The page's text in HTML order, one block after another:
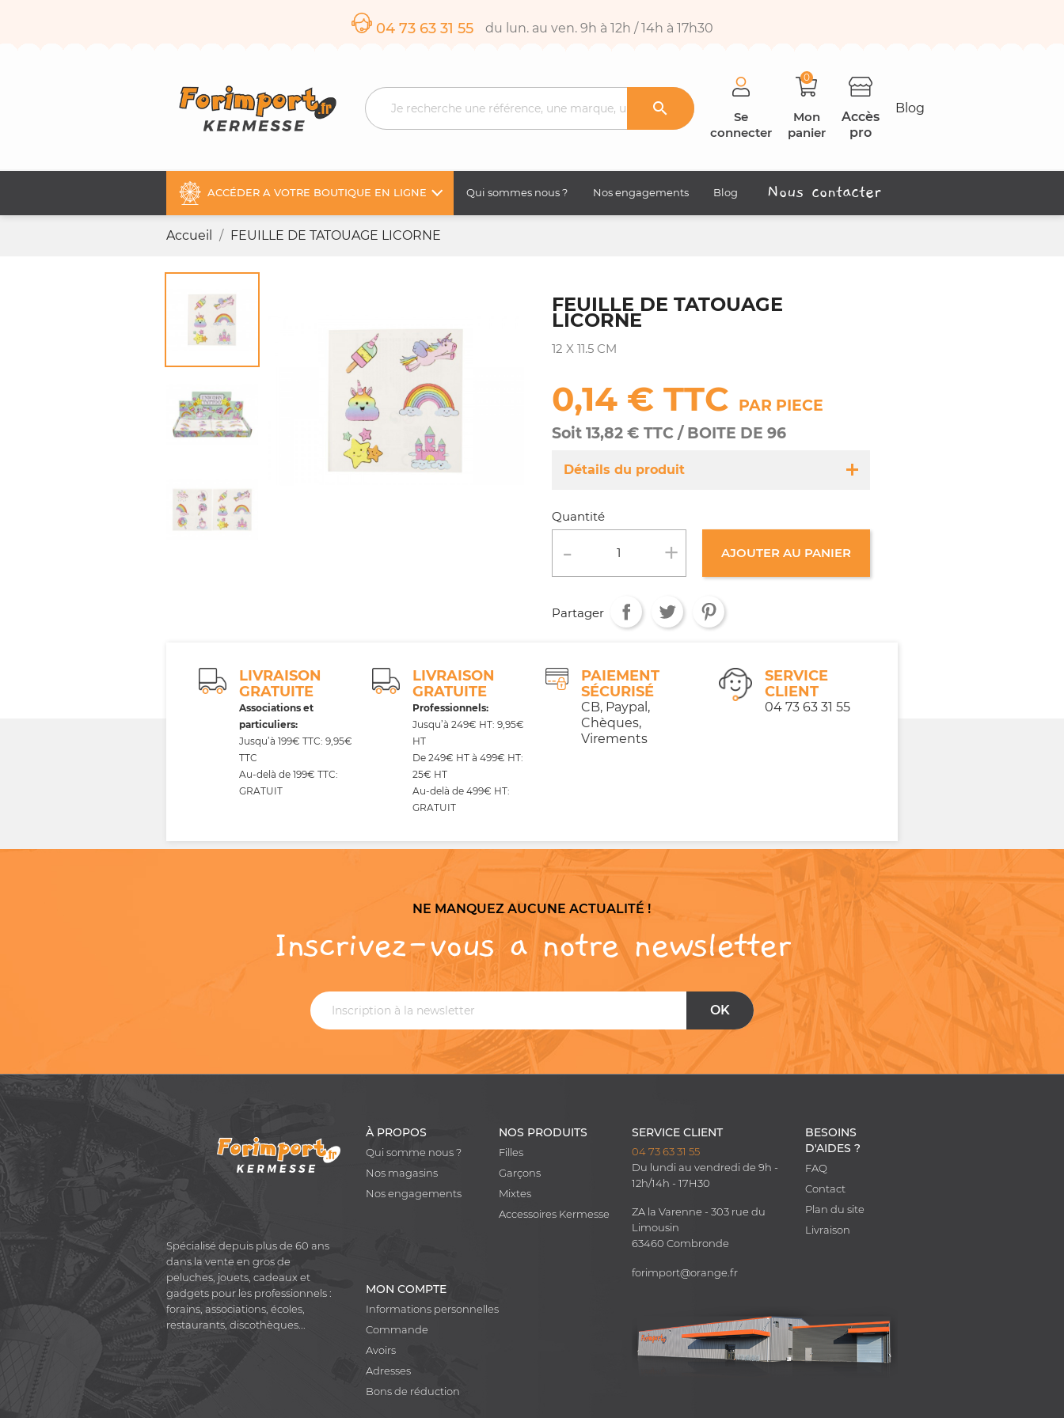
04 73 63 31 55 du lun. au ven. 9h à 12h / 14h à 17h30

Se
connecter
0
Mon
panier
Accès
pro
Blog
ACCÉDER A VOTRE BOUTIQUE EN LIGNE Qui sommes nous ? Nos engagements Blog Nous contacter
Accueil FEUILLE DE TATOUAGE LICORNE
FEUILLE DE TATOUAGE
LICORNE
12 X 11.5 CM
0,14 € TTC PAR PIECE
Soit 13,82 € TTC / BOITE DE 96
Détails du produit
Référence
Conditionnement :
tout âge
Quantité
AJOUTER AU PANIER
Partager
LIVRAISON
GRATUITE
Associations et
particuliers:
Jusqu’à 199€ TTC: 9,95€
TTC
Au-delà de 199€ TTC:
GRATUIT
LIVRAISON
GRATUITE
Professionnels:
Jusqu’à 249€ HT: 9,95€
HT
De 249€ HT à 499€ HT:
25€ HT
Au-delà de 499€ HT:
GRATUIT
PAIEMENT
SÉCURISÉ
CB, Paypal,
Chèques,
Virements
SERVICE
CLIENT
04 73 63 31 55
NE MANQUEZ AUCUNE ACTUALITÉ !
Inscrivez-vous a notre newsletter
Spécialisé depuis plus de 60 ans
dans la vente en gros de
peluches, jouets, cadeaux et
gadgets pour les professionnels :
forains, associations, écoles,
restaurants, discothèques...
À PROPOS
Qui somme nous ?
Nos magasins
Nos engagements
MON COMPTE
Informations personnelles
Commande
Avoirs
Adresses
Bons de réduction
NOS PRODUITS
Filles
Garçons
Mixtes
Accessoires Kermesse
BESOINS
D'AIDES ?
FAQ
Contact
Plan du site
Livraison
SERVICE CLIENT
04 73 63 31 55
Du lundi au vendredi de 9h -
12h/14h - 17H30
ZA la Varenne - 303 rue du
Limousin
63460 Combronde
forimport@orange.fr